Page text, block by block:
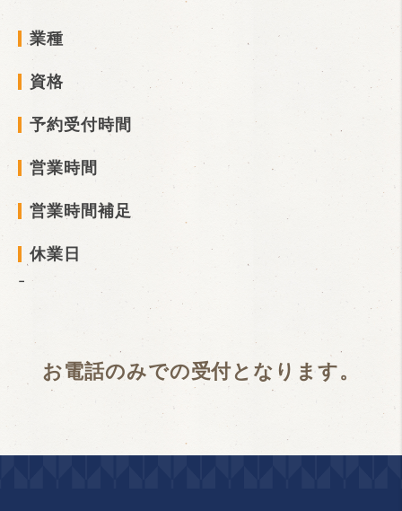
業種
資格
予約受付時間
営業時間
営業時間補足
休業日
-
お電話のみでの受付となります。